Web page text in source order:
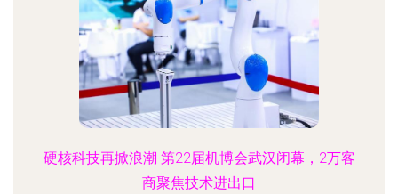
硬核科技再掀浪潮 第22届机博会武汉闭幕，2万客
商聚焦技术进出口